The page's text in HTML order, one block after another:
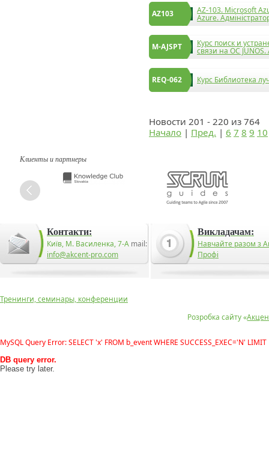
AZ103 AZ-103. Microsoft
Azure.
M-AJSPT Курс поиск и
связи на ОС JUNOS.
REQ-062 Курс Библиотека
Новости 201 - 220 из 764
Начало | Пред. | 6 7 8 9 10
Клиенты и партнеры
Контакти:
Київ, М. Василенка, 7-А mail:
info@akcent-pro.com
Викладачам:
Навчайте разом з
Профі
Розробка сайту «
Тренинги, семинары, конференции
MySQL Query Error: SELECT 'x' FROM b_event WHERE SUCCESS_EXEC='N' LIMIT
DB query error.
Please try later.